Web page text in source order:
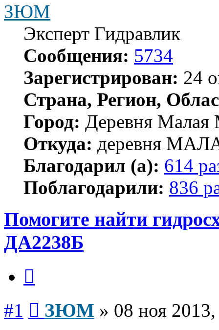
ЗЮМ
Эксперт Гидравлик
Сообщения: 5734
Зарегистрирован: 24
Страна, Регион,
Город: Деревня Малая
Откуда: деревня
Благодарил (а): 614
Поблагодарили: 836
Помогите найти
ДА2238Б
#1 ЗЮМ » 08 ноя